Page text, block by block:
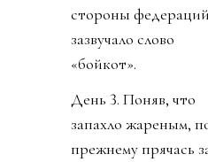
стороны федераций
зазвучало слово
«бойкот».
День 3. Поняв, что
запахло жареным,
прежнему прячась